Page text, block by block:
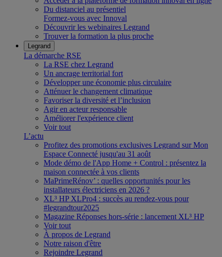
Du distanciel au présentiel
Formez-vous avec Innoval
Découvrir les webinaires Legrand
Trouver la formation la plus proche
Legrand
La démarche RSE
La RSE chez Legrand
Un ancrage territorial fort
Développer une économie plus circulaire
Atténuer le changement climatique
Favoriser la diversité et l’inclusion
Agir en acteur responsable
Améliorer l'expérience client
Voir tout
L’actu
Profitez des promotions exclusives Legrand sur Mon
Espace Connecté jusqu'au 31 août
Mode démo de l'App Home + Control : présentez la
maison connectée à vos clients
MaPrimeRénov’ : quelles opportunités pour les
installateurs électriciens en 2026 ?
XL³ HP XLPro4 : succès au rendez-vous pour
#legrandtour2025
Magazine Réponses hors-série : lancement XL³ HP
Voir tout
À propos de Legrand
Notre raison d'être
Rejoindre Legrand